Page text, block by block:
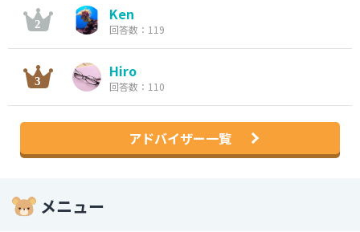
Ken
回答数：119
Hiro
回答数：110
アドバイザー一覧
メニュー